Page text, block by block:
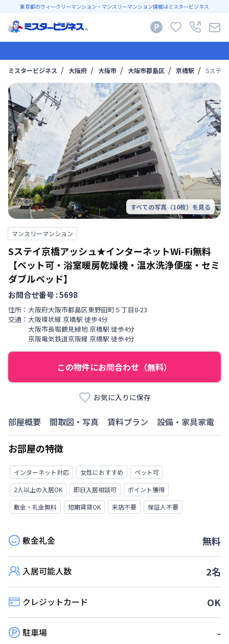
東京都のウィークリーマンション・マンスリーマンション情報はミスタービジネス
ミスタービジネス 大阪府 大阪市 大阪市都島区 京橋駅 Sステ
すべての写真（10枚）を見る
マンスリーマンション
Sステイ京橋アッシュ★インターネットWi-Fi無料
【ペット可・浴室暖房乾燥機・温水洗浄便座・セミ
ダブルベッド】
お問合せ番号 :5698
住所： 大阪府大阪市都島区東野田町５丁目8-23
交通： 大阪環状線 京橋駅 徒歩4分
大阪市長堀鶴見緑地 京橋駅 徒歩4分
京阪電気鉄道京阪線 京橋駅 徒歩4分
この物件にお問合わせ（無料）
お気に入りに保存
部屋概要 間取図・写真 賃料プラン 設備・家具家電
お部屋の特徴
インターネット対応 女性におすすめ
ペット可
2人以上の入居OK
即日入居相談可
ポイント獲得
敷金・礼金無料
短期賃貸OK 来店不要 保証人不要
敷金礼金 無料
入居可能人数 2名
クレジットカード OK
駐車場 -